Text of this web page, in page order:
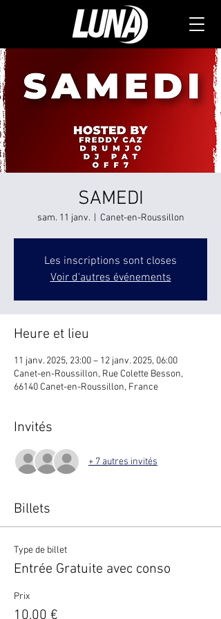
SAMEDI
sam. 11 janv.
  |
Canet-en-Roussillon
Les inscriptions sont closes
Voir d'autres événements
Heure et lieu
11 janv. 2025, 23:00 – 12 janv. 2025, 06:00
Canet-en-Roussillon, Rue Colette Besson,
66140 Canet-en-Roussillon, France
Invités
+ 7 autres invités
Billets
Type de billet
Entrée Gratuite avec conso
Prix
10,00 €